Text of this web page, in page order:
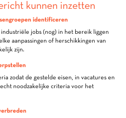
kunnen inzetten
identificeren
jobs (nog) in het bereik liggen
aanpassingen of herschikkingen van
zijn.
zodat de gestelde eisen, in vacatures en
noodzakelijke criteria voor het